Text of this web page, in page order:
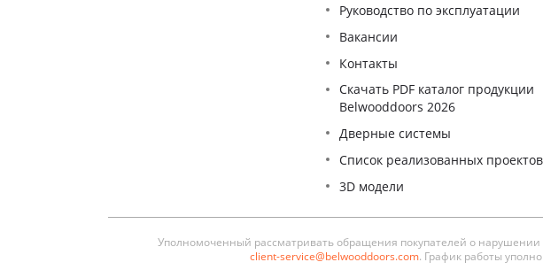
Pуководство по эксплуатации
Вакансии
Контакты
Скачать PDF каталог продукции
Belwooddoors 2026
Дверные системы
Список реализованных проектов
3D модели
Уполномоченный рассматривать обращения покупателей о
client-service@belwooddoors.com. График работы